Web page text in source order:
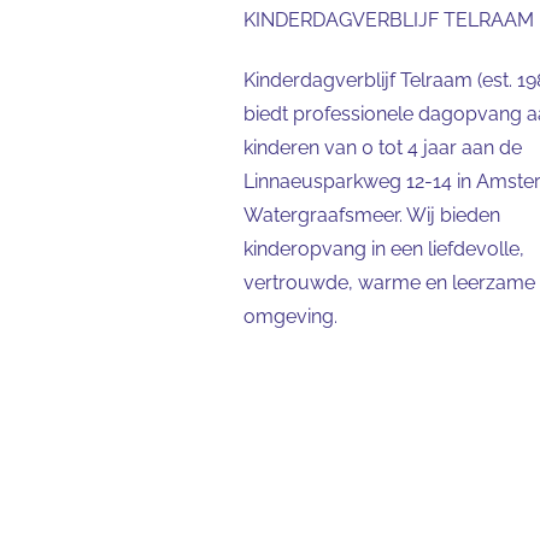
KINDERDAGVERBLIJF TELRAAM
Kinderdagverblijf Telraam (est.
biedt professionele dagopvang
kinderen van 0 tot 4 jaar aan de
Linnaeusparkweg 12-14 in
Watergraafsmeer. Wij bieden
kinderopvang in een liefdevolle,
vertrouwde, warme en leerzame
omgeving.